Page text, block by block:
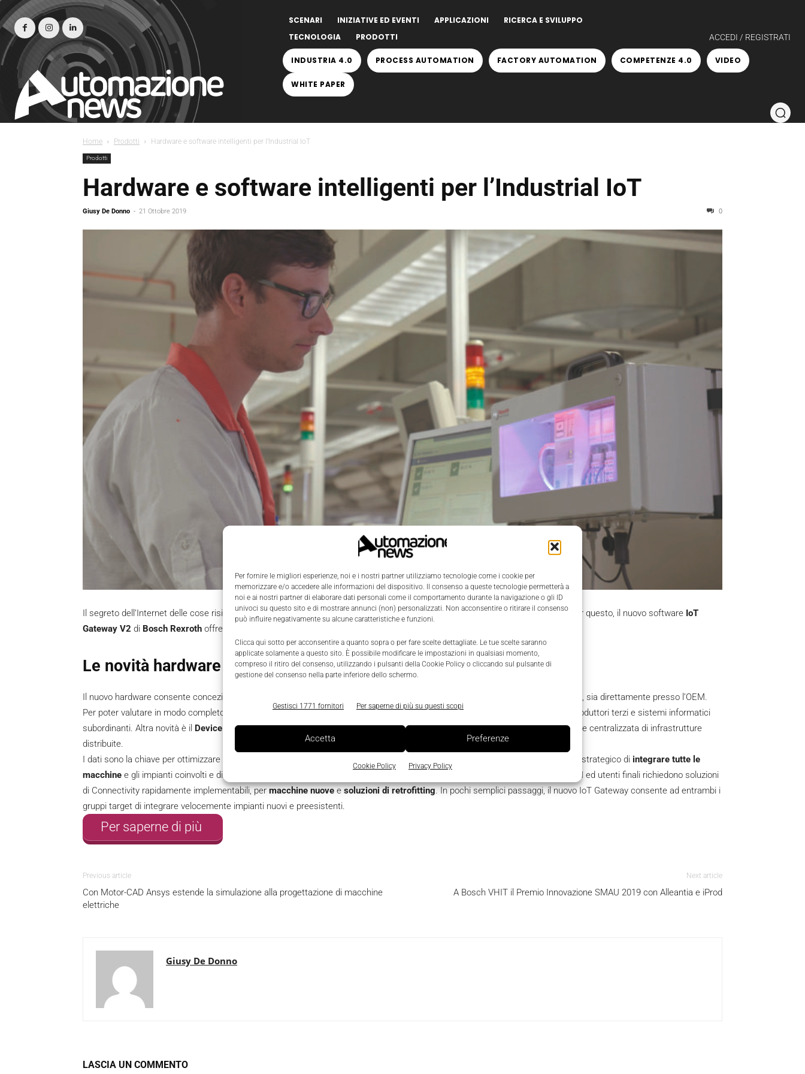
Per fornire le migliori esperienze, noi e i nostri partner utilizziamo tecnologie come i cookie per
memorizzare e/o accedere alle informazioni del dispositivo. Il consenso a queste tecnologie permetterà a
noi e ai nostri partner di elaborare dati personali come il comportamento durante la navigazione o gli ID
univoci su questo sito e di mostrare annunci (non) personalizzati. Non acconsentire o ritirare il consenso
può influire negativamente su alcune caratteristiche e funzioni.
Clicca qui sotto per acconsentire a quanto sopra o per fare scelte dettagliate. Le tue scelte saranno
applicate solamente a questo sito. È possibile modificare le impostazioni in qualsiasi momento,
compreso il ritiro del consenso, utilizzando i pulsanti della Cookie Policy o cliccando sul pulsante di
gestione del consenso nella parte inferiore dello schermo.
Gestisci 1771 fornitori Per saperne di più su questi scopi
Accetta Preferenze
Cookie Policy Privacy Policy
SCENARI INIZIATIVE ED EVENTI APPLICAZIONI
RICERCA E SVILUPPO
TECNOLOGIA
PRODOTTI ACCEDI / REGISTRATI
INDUSTRIA 4.0 PROCESS AUTOMATION FACTORY AUTOMATION COMPETENZE 4.0 VIDEO
WHITE PAPER
Home Prodotti Hardware e software intelligenti per l’Industrial IoT
Prodotti
Hardware e software intelligenti per l’Industrial IoT
Giusy De Donno - 21 Ottobre 2019 0
Il segreto dell’Internet delle cose risiede nel software: senza software, non esisterebbero gli smart device, né il Cloud. Proprio per questo, il nuovo software IoT
Gateway V2 di Bosch Rexroth offre molte nuove possibilità di Connectivity.
Le novità hardware e software
Il nuovo hardware consente concezioni adattabili e scalabili per una o più macchine ed è utilizzabile sia su macchine preesistenti, sia direttamente presso l’OEM.
Per poter valutare in modo completo stati e processi, l’utente ha la possibilità di collegare ulteriori sensori, unità di controllo di produttori terzi e sistemi informatici
subordinanti. Altra novità è il Device Portal, sviluppato in collaborazione da Rexroth e Bosch Connected Industry, per una gestione centralizzata di infrastrutture
distribuite.
I dati sono la chiave per ottimizzare la Overall Equipment Efficiency (OEE). Con IoT Gateway, le aziende si avvicinano all’obiettivo strategico di integrare tutte le
macchine e gli impianti coinvolti e di
a scopo di valutazione e di costante miglioramento. OEM ed utenti finali richiedono soluzioni
di Connectivity rapidamente implementabili, permacchine nuoveesoluzioni di retrofitting. In pochi semplici passaggi, il nuovo IoT Gateway consente ad entrambi i
gruppi target di integrare velocemente impianti nuovi e preesistenti.
Per saperne di più
Previous article
Con Motor-CAD Ansys estende la simulazione alla progettazione di macchine
elettriche
Next article
A Bosch VHIT il Premio Innovazione SMAU 2019 con Alleantia e iProd
Giusy De Donno
LASCIA UN COMMENTO